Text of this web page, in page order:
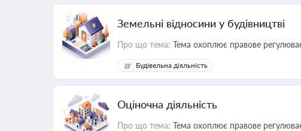
Земельні відносини у будівництві
Про що тема: Тема охоплює правове
Будівельна діяльність
Оціночна діяльність
Про що тема: Тема охоплює правове